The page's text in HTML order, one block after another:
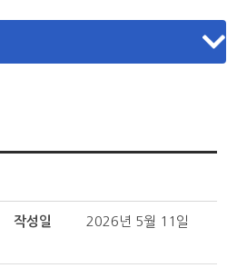
작성일
2026년 5월 11일